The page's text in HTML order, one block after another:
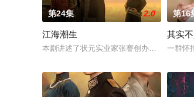
第24集 2.0
江海潮生
本剧讲述了状元实业家张謇创办大生企业，
第16
其实
一群怀